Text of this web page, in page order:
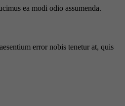
ea modi odio assumenda.
error nobis tenetur at, quis